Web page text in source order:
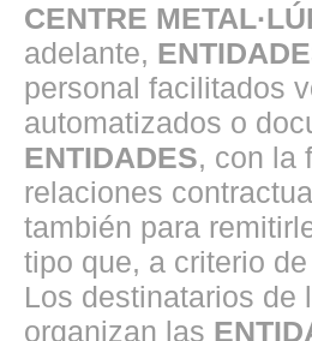
CENTRE
adelante,
personal facilitados
automatizados o
ENTIDADES, con la
relaciones
también para
tipo que, a criterio
Los destinatarios de
organizan las